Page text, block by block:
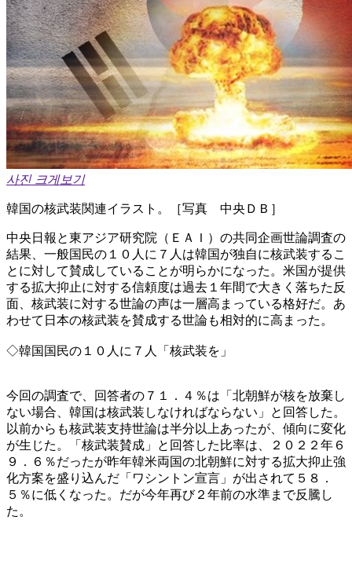
사진 크게보기
韓国の核武装関連イラスト。［写真 中央ＤＢ］
中央日報と東アジア研究院（ＥＡＩ）の共同企画世論調査の
結果、一般国民の１０人に７人は韓国が独自に核武装するこ
とに対して賛成していることが明らかになった。米国が提供
する拡大抑止に対する信頼度は過去１年間で大きく落ちた反
面、核武装に対する世論の声は一層高まっている格好だ。あ
わせて日本の核武装を賛成する世論も相対的に高まった。
◇韓国国民の１０人に７人「核武装を」
今回の調査で、回答者の７１．４％は「北朝鮮が核を放棄し
ない場合、韓国は核武装しなければならない」と回答した。
以前からも核武装支持世論は半分以上あったが、傾向に変化
が生じた。「核武装賛成」と回答した比率は、２０２２年６
９．６％だったが昨年韓米両国の北朝鮮に対する拡大抑止強
化方案を盛り込んだ「ワシントン宣言」が出されて５８．
５％に低くなった。だが今年再び２年前の水準まで反騰し
た。